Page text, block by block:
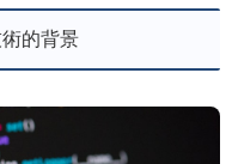
的背景